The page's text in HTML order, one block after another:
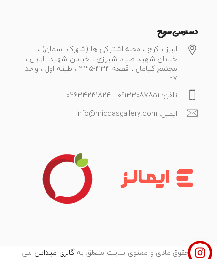
دسترسی سریع
البرز ، کرج ، محله اشتراکی ها (شهرک آسمان) ،
خیابان شهید صیاد شیرازی ، خیابان شهید بابایی ،
مجتمع کیامال ، قطعه 434-435 ، طبقه اول ، واحد
27
تلفن: 09133087851 - 02634231824
ایمیل: info@middasgallery.com
تمامی حقوق مادی و معنوی سایت متعلق بهگالری میداس می